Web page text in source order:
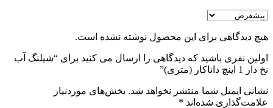
هیچ دیدگاهی برای این محصول نوشته نشده است.
اولین نفری باشید که دیدگاهی را ارسال می کنید برای “شیلنگ آب
نخ دار 1 اینچ داناکار (متری)”
نشانی ایمیل شما منتشر نخواهد شد. بخش‌های موردنیاز
علامت‌گذاری شده‌اند *